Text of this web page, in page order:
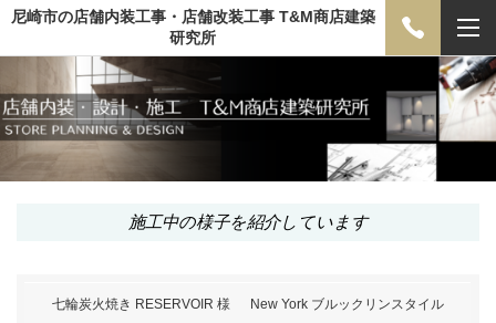
尼崎市の店舗内装工事・店舗改装工事 T&M商店建築
研究所
施工中の様子を紹介しています
七輪炭火焼き RESERVOIR 様 New York ブルックリンスタイル